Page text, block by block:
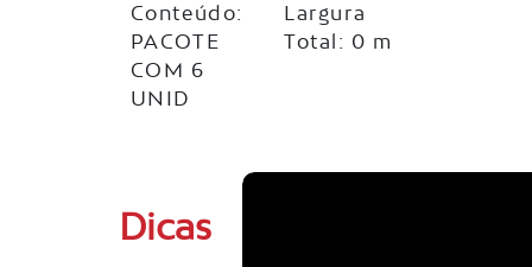
Conteúdo:
PACOTE
COM 6
UNID
Largura
Total: 0 m
Dicas